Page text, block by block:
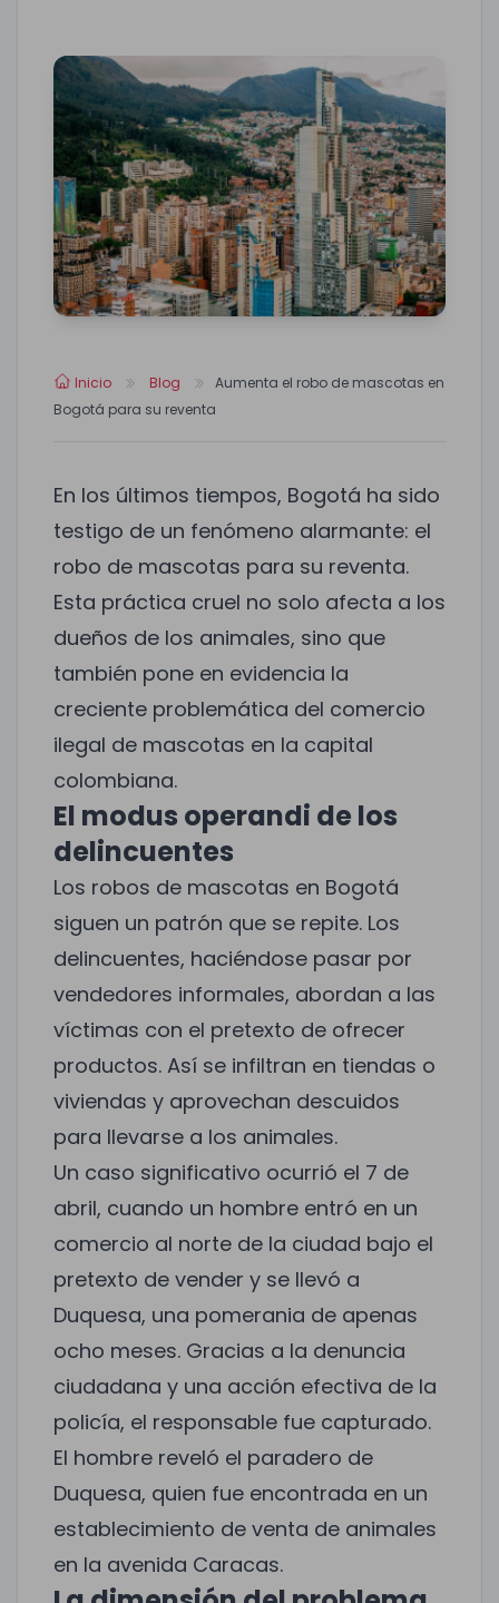
Inicio Blog
Aumenta el robo de mascotas en
Bogotá para su reventa
En los últimos tiempos, Bogotá ha sido
testigo de un fenómeno alarmante: el
robo de mascotas para su reventa.
Esta práctica cruel no solo afecta a los
dueños de los animales, sino que
también pone en evidencia la
creciente problemática del comercio
ilegal de mascotas en la capital
colombiana.
El modus operandi de los
delincuentes
Los robos de mascotas en Bogotá
siguen un patrón que se repite. Los
delincuentes, haciéndose pasar por
vendedores informales, abordan a las
víctimas con el pretexto de ofrecer
productos. Así se infiltran en tiendas o
viviendas y aprovechan descuidos
para llevarse a los animales.
Un caso significativo ocurrió el 7 de
abril, cuando un hombre entró en un
comercio al norte de la ciudad bajo el
pretexto de vender y se llevó a
Duquesa, una pomerania de apenas
ocho meses. Gracias a la denuncia
ciudadana y una acción efectiva de la
policía, el responsable fue capturado.
El hombre reveló el paradero de
Duquesa, quien fue encontrada en un
establecimiento de venta de animales
en la avenida Caracas.